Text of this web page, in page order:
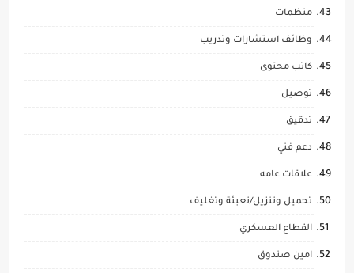
منظمات
وظائف استشارات وتدريب
كاتب محتوى
توصيل
تدقيق
دعم فني
علاقات عامه
تحميل وتنزيل/تعبئة وتغليف
القطاع العسكري
امين صندوق